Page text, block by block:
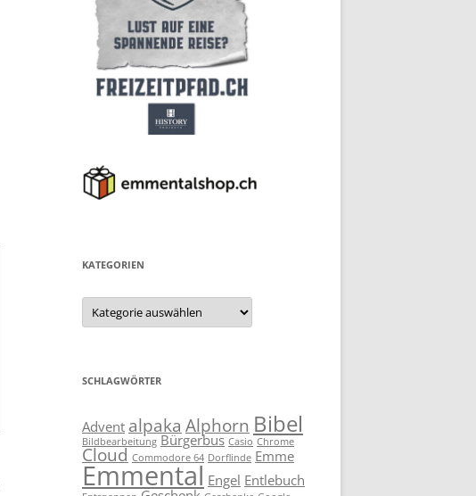
KATEGORIEN
Kategorien
SCHLAGWÖRTER
Advent alpaka Alphorn Bibel
Bildbearbeitung Bürgerbus Casio Chrome
Cloud Commodore 64 Dorflinde Emme
Emmental Engel Entlebuch